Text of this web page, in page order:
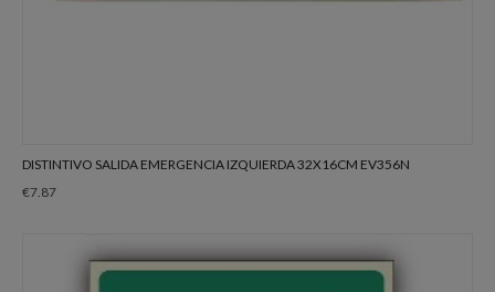
DISTINTIVO SALIDA EMERGENCIA IZQUIERDA 32X16CM EV356N
€7.87